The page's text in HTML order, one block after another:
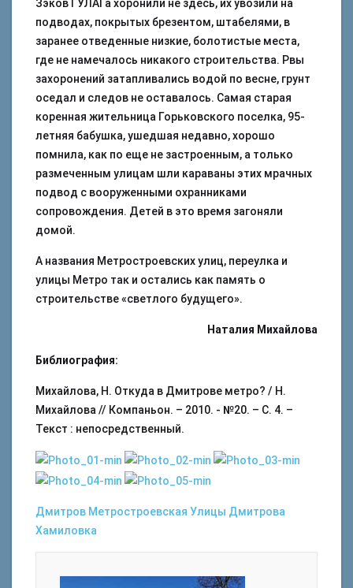
Зэков ГУЛАГа хоронили не здесь, их увозили на
подводах, покрытых брезентом, штабелями, в
заранее отведенные низкие, болотистые места,
где не намечалось никакого строительства. Рвы
захоронений затапливались водой по весне, грунт
оседал и следов не оставалось. Самая старая
коренная жительница Горьковского поселка, 95-
летняя бабушка, ушедшая недавно, хорошо
помнила, как по еще не застроенным, а только
размеченным улицам шли караваны этих мрачных
подвод с вооруженными охранниками
сопровождения. Детей в это время загоняли
домой.
А названия Метростроевских улиц, переулка и
улицы Метро так и остались как память о
строительстве «светлого будущего».
Наталия Михайлова
Библиография:
Михайлова, Н. Откуда в Дмитрове метро? / Н.
Михайлова // Компаньон. – 2010. - №20. – С. 4. –
Текст : непосредственный.
Дмитров Метростроевская Улицы Дмитрова
Хамиловка